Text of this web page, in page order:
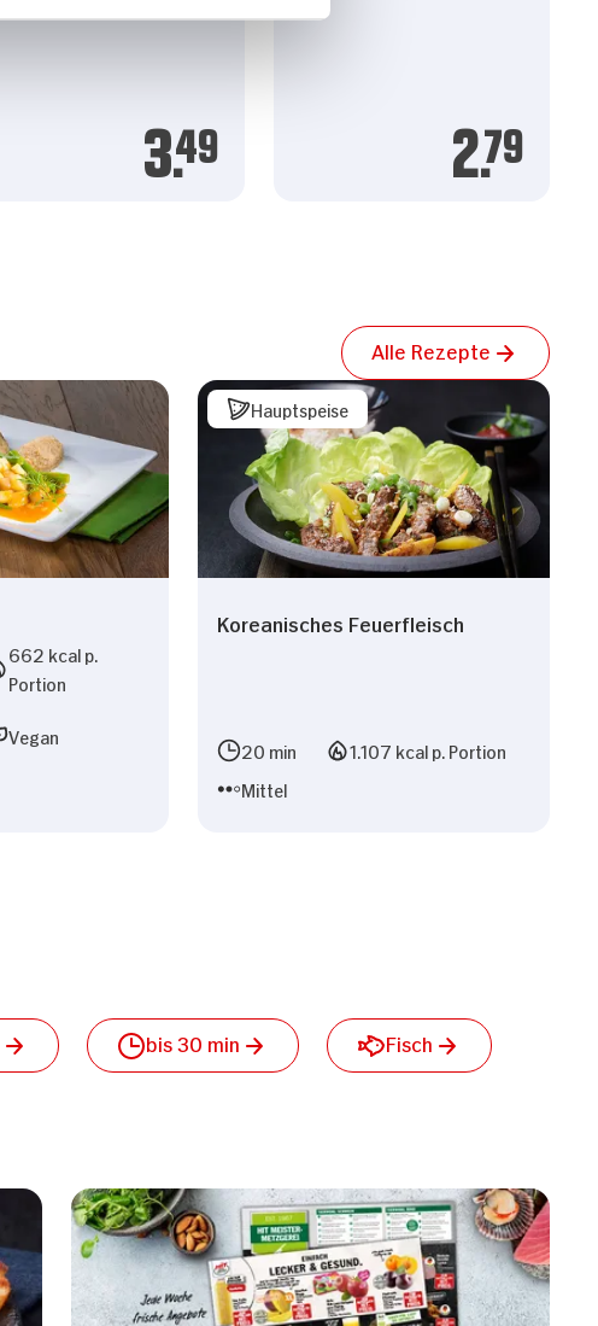
3.49 2.79
Alle Rezepte
662 kcal p.
Portion
Vegan
Hauptspeise
Koreanisches Feuerfleisch
20 min
1.107 kcal p. Portion
Mittel
bis 30 min Fisch